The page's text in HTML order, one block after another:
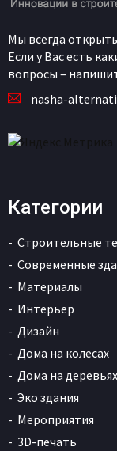
Мы всегда
Если у Вас есть
вопросы –
nasha-
Категории
Строительные
Современные
Материалы
Интерьер
Дизайн
Дома на колесах
Дома на деревьях
Эко здания
Мероприятия
3D-печать